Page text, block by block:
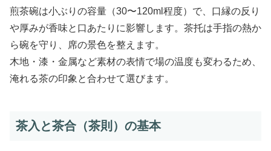
煎茶碗は小ぶりの容量（30〜120ml程度）で、口縁の反り
や厚みが香味と口あたりに影響します。茶托は手指の熱か
ら碗を守り、席の景色を整えます。
木地・漆・金属など素材の表情で場の温度も変わるため、
淹れる茶の印象と合わせて選びます。
茶入と茶合（茶則）の基本